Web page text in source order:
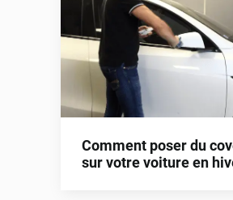
Comment poser du
sur votre voiture en